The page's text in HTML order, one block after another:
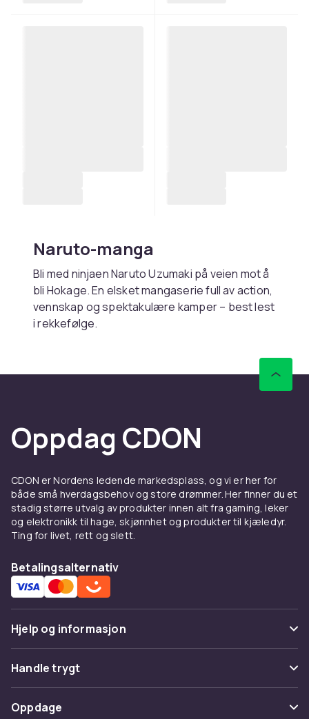
Naruto-manga
Bli med ninjaen Naruto Uzumaki på veien mot å
bli Hokage. En elsket mangaserie full av action,
vennskap og spektakulære kamper – best lest
i rekkefølge.
hos CDON
Oppdag CDON
CDON er Nordens ledende markedsplass, og vi er her for
både små hverdagsbehov og store drømmer. Her finner du et
stadig større utvalg av produkter innen alt fra gaming, leker
og elektronikk til hage, skjønnhet og produkter til kjæledyr.
Ting for livet, rett og slett.
Betalingsalternativ
Hjelp og informasjon
Vanlige spørsmål
Spor pakke
Handle trygt
Betaling
Oppdage